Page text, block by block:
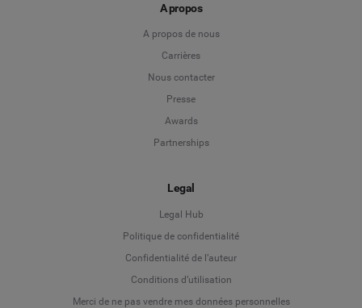
A propos
A propos de nous
Carrières
Nous contacter
Presse
Awards
Partnerships
Legal
Legal Hub
Politique de confidentialité
Confidentialité de l’auteur
Conditions d’utilisation
Merci de ne pas vendre mes données personnelles
Deutsch